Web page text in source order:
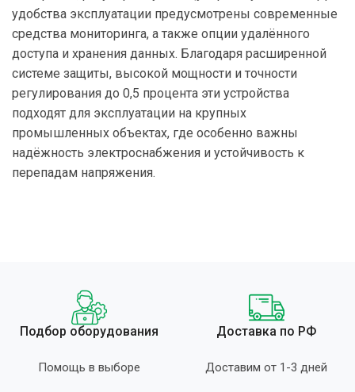
удобства эксплуатации предусмотрены современные
средства мониторинга, а также опции удалённого
доступа и хранения данных. Благодаря расширенной
системе защиты, высокой мощности и точности
регулирования до 0,5 процента эти устройства
подходят для эксплуатации на крупных
промышленных объектах, где особенно важны
надёжность электроснабжения и устойчивость к
перепадам напряжения.
Подбор оборудования
Помощь в выборе
Доставка по РФ
Доставим от 1-3 дней